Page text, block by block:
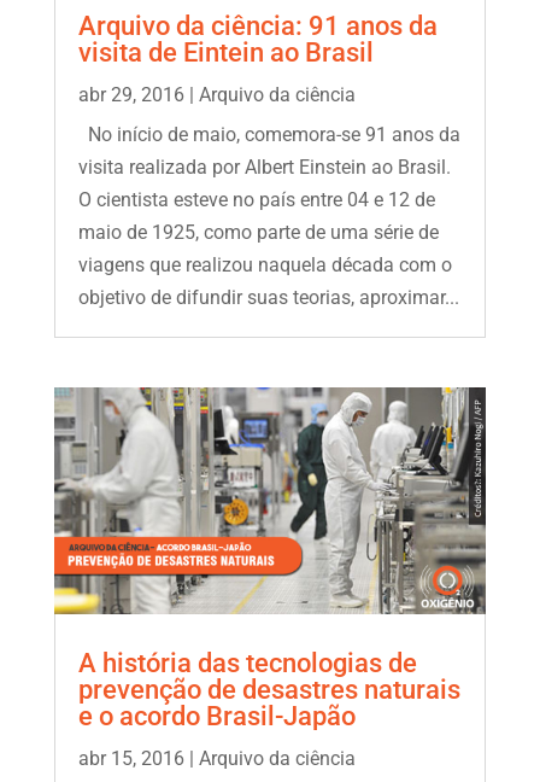
Arquivo da ciência: 91 anos da
visita de Eintein ao Brasil
abr 29, 2016| Arquivo da ciência
No início de maio, comemora-se 91 anos da
visita realizada por Albert Einstein ao Brasil.
O cientista esteve no país entre 04 e 12 de
maio de 1925, como parte de uma série de
viagens que realizou naquela década com o
objetivo de difundir suas teorias, aproximar...
A história das tecnologias de
prevenção de desastres naturais
e o acordo Brasil-Japão
abr 15, 2016| Arquivo da ciência